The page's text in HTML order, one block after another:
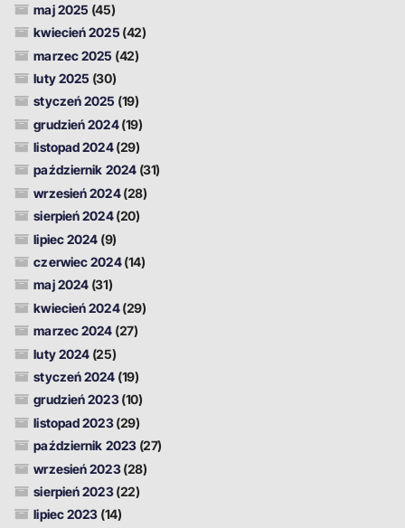
maj 2025 (45)
kwiecień 2025 (42)
marzec 2025 (42)
luty 2025 (30)
styczeń 2025 (19)
grudzień 2024(19)
listopad 2024(29)
październik 2024(31)
wrzesień 2024(28)
sierpień 2024(20)
lipiec 2024 (9)
czerwiec 2024(14)
maj 2024 (31)
kwiecień 2024(29)
marzec 2024 (27)
luty 2024 (25)
styczeń 2024 (19)
grudzień 2023(10)
listopad 2023(29)
październik 2023(27)
wrzesień 2023(28)
sierpień 2023(22)
lipiec 2023 (14)